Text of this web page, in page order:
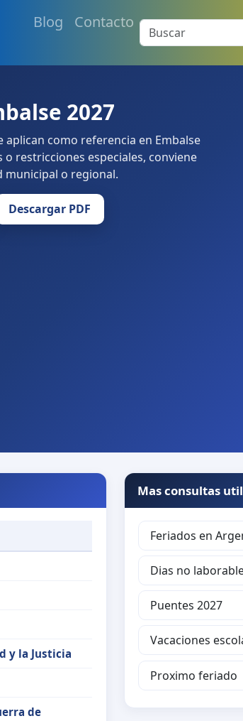
Blog Contacto
2027
como referencia en Embalse
restricciones especiales, conviene
o regional.
Descargar PDF
y la Justicia
de
Mas consultas
Feriados en
Dias no
Puentes 2027
Vacaciones
Proximo feriado